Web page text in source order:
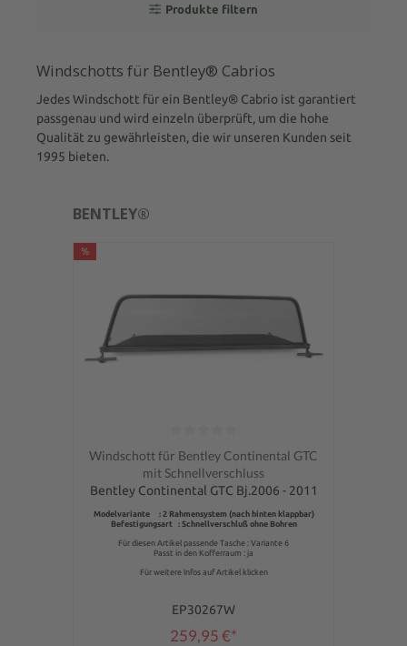
Produkte filtern
Windschotts für Bentley® Cabrios
Jedes Windschott für ein Bentley® Cabrio ist garantiert
passgenau und wird einzeln überprüft, um die hohe
Qualität zu gewährleisten, die wir unseren Kunden seit
1995 bieten.
BENTLEY®
%
Durchschnittliche Bewertung von 0 von 5 Sternen
Windschott für Bentley Continental GTC
mit Schnellverschluss
Bentley Continental GTC Bj.2006 - 2011
Modelvariante : 2 Rahmensystem (nach hinten klappbar)
Befestigungsart : Schnellverschluß ohne Bohren
Für diesen Artikel passende Tasche : Variante 6
Passt in den Kofferraum : ja
Für weitere Infos auf Artikel klicken
EP30267W
259,95 €*